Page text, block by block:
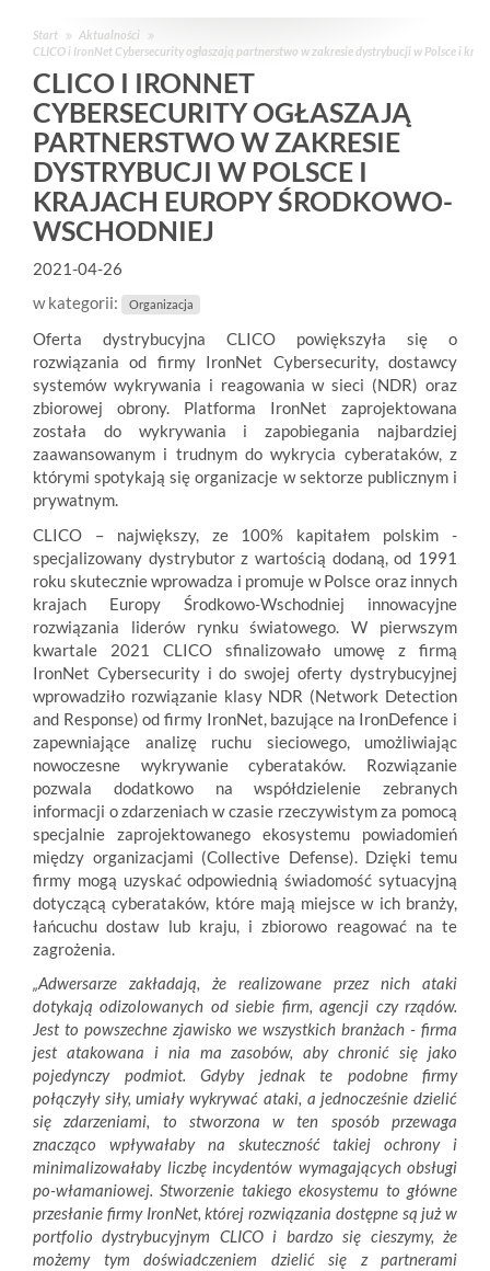
Start
Aktualności
CLICO i IronNet Cybersecurity ogłaszają partnerstwo w zakresie dystrybucji w Polsce i
CLICO I IRONNET
CYBERSECURITY OGŁASZAJĄ
PARTNERSTWO W ZAKRESIE
DYSTRYBUCJI W POLSCE I
KRAJACH EUROPY ŚRODKOWO-
WSCHODNIEJ
2021-04-26
w kategorii:
Organizacja
Oferta dystrybucyjna CLICO powiększyła się o
rozwiązania od firmy IronNet Cybersecurity, dostawcy
systemów wykrywania i reagowania w sieci (NDR) oraz
zbiorowej obrony. Platforma IronNet zaprojektowana
została do wykrywania i zapobiegania najbardziej
zaawansowanym i trudnym do wykrycia cyberataków, z
którymi spotykają się organizacje w sektorze publicznym i
prywatnym.
CLICO – największy, ze 100% kapitałem polskim -
specjalizowany dystrybutor z wartością dodaną, od 1991
roku skutecznie wprowadza i promuje w Polsce oraz innych
krajach Europy Środkowo-Wschodniej innowacyjne
rozwiązania liderów rynku światowego. W pierwszym
kwartale 2021 CLICO sfinalizowało umowę z firmą
IronNet Cybersecurity i do swojej oferty dystrybucyjnej
wprowadziło rozwiązanie klasy NDR (Network Detection
and Response) od firmy IronNet, bazujące na IronDefence i
zapewniające analizę ruchu sieciowego, umożliwiając
nowoczesne wykrywanie cyberataków. Rozwiązanie
pozwala dodatkowo na współdzielenie zebranych
informacji o zdarzeniach w czasie rzeczywistym za pomocą
specjalnie zaprojektowanego ekosystemu powiadomień
między organizacjami (Collective Defense). Dzięki temu
firmy mogą uzyskać odpowiednią świadomość sytuacyjną
dotyczącą cyberataków, które mają miejsce w ich branży,
łańcuchu dostaw lub kraju, i zbiorowo reagować na te
zagrożenia.
„Adwersarze zakładają, że realizowane przez nich ataki
dotykają odizolowanych od siebie firm, agencji czy rządów.
Jest to powszechne zjawisko we wszystkich branżach - firma
jest atakowana i nia ma zasobów, aby chronić się jako
pojedynczy podmiot. Gdyby jednak te podobne firmy
połączyły siły, umiały wykrywać ataki, a jednocześnie dzielić
się zdarzeniami, to stworzona w ten sposób przewaga
znacząco wpływałaby na skuteczność takiej ochrony i
minimalizowałaby liczbę incydentów wymagających obsługi
po-włamaniowej. Stworzenie takiego ekosystemu to główne
przesłanie firmy IronNet, której rozwiązania dostępne są już w
portfolio dystrybucyjnym CLICO i bardzo się cieszymy, że
możemy tym doświadczeniem dzielić się z partnerami